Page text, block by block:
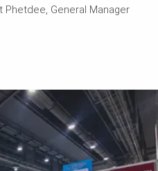
Phetdee, General Manager